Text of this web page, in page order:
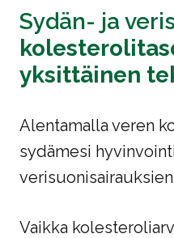
Sydän- ja
yksittäinen
Alentamalla veren
sydämesi
Vaikka